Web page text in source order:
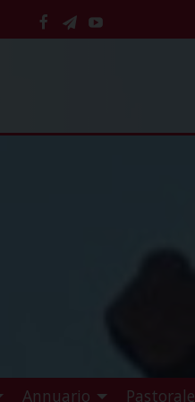
facebook
telegram
YouTube
Annuario Pastorale